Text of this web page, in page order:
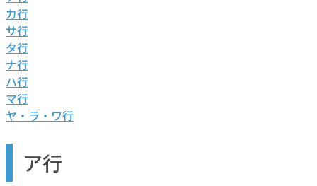
カ行
サ行
タ行
ナ行
ハ行
マ行
ヤ・ラ・ワ行
ア行